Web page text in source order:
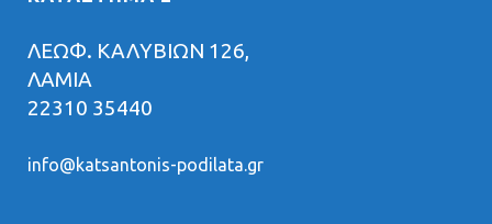
ΛΕΩΦ. ΚΑΛΥΒΙΩΝ 126,
ΛΑΜΙΑ
22310 35440
info@katsantonis-podilata.gr